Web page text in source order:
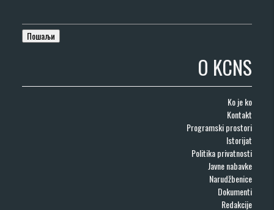
O KCNS
Ko je ko
Kontakt
Programski prostori
Istorijat
Politika privatnosti
Javne nabavke
Narudžbenice
Dokumenti
Redakcije